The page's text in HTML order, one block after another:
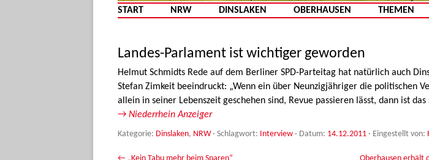
START NRW DINSLAKEN OBERHAUSEN THEMEN
Landes-Parlament ist wichtiger geworden
Helmut Schmidts Rede auf dem Berliner SPD-Parteitag hat natürlich auch
Stefan Zimkeit beeindruckt: „Wenn ein über Neunzigjähriger die politischen
allein in seiner Lebenszeit geschehen sind, Revue passieren lässt, dann ist das
→ Niederrhein Anzeiger
Kategorie: Dinslaken, NRW· Schlagwort: Interview · Datum: 14.12.2011 · Eingestellt von:
Beitrags-Navigation
← „Kein Tabu mehr beim Sparen“ Oberhausen erhält